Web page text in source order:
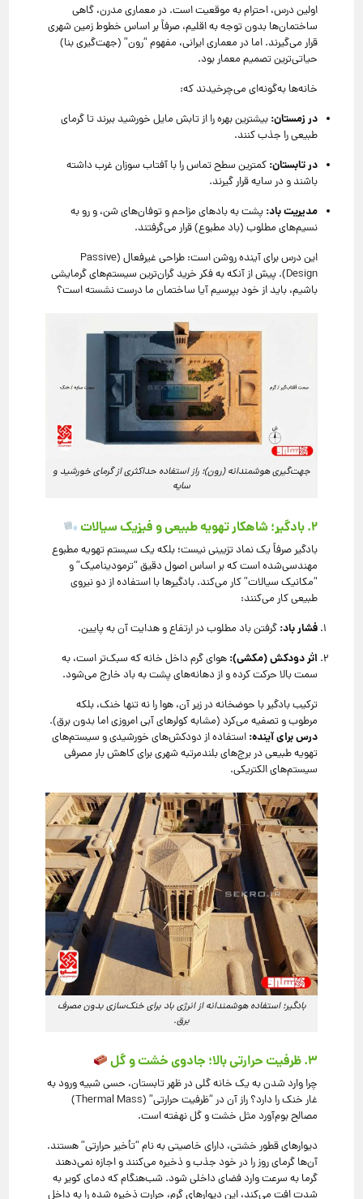
اولین درس، احترام به موقعیت است. در معماری مدرن، گاهی
ساختمان‌ها بدون توجه به اقلیم، صرفاً بر اساس خطوط زمین شهری
قرار می‌گیرند. اما در معماری ایرانی، مفهوم “رون” (جهت‌گیری بنا)
حیاتی‌ترین تصمیم معمار بود.
خانه‌ها به‌گونه‌ای می‌چرخیدند که:
در زمستان: بیشترین بهره را از تابش مایل خورشید ببرند تا گرمای
طبیعی را جذب کنند.
در تابستان: کمترین سطح تماس را با آفتاب سوزان غرب داشته
باشند و در سایه قرار گیرند.
مدیریت باد: پشت به بادهای مزاحم و توفان‌های شن، و رو به
نسیم‌های مطلوب (باد مطبوع) قرار می‌گرفتند.
این درس برای آینده روشن است: طراحی غیرفعال (Passive
Design). پیش از آنکه به فکر خرید گران‌ترین سیستم‌های گرمایشی
باشیم، باید از خود بپرسیم آیا ساختمان ما درست نشسته است؟
جهت‌گیری هوشمندانه (رون)؛ راز استفاده حداکثری از گرمای خورشید و
سایه
۲. بادگیر؛ شاهکار تهویه طبیعی و فیزیک سیالات
بادگیر صرفاً یک نماد تزیینی نیست؛ بلکه یک سیستم تهویه مطبوع
مهندسی‌شده است که بر اساس اصول دقیق “ترمودینامیک” و
“مکانیک سیالات” کار می‌کند. بادگیرها با استفاده از دو نیروی
طبیعی کار می‌کنند:
فشار باد: گرفتن باد مطلوب در ارتفاع و هدایت آن به پایین.
اثر دودکش (مکشی): هوای گرم داخل خانه که سبک‌تر است، به
سمت بالا حرکت کرده و از دهانه‌های پشت به باد خارج می‌شود.
ترکیب بادگیر با حوضخانه در زیر آن، هوا را نه تنها خنک، بلکه
مرطوب و تصفیه می‌کرد (مشابه کولرهای آبی امروزی اما بدون برق).
درس برای آینده: استفاده از دودکش‌های خورشیدی و سیستم‌های
تهویه طبیعی در برج‌های بلندمرتبه شهری برای کاهش بار مصرفی
سیستم‌های الکتریکی.
بادگیر؛ استفاده هوشمندانه از انرژی باد برای خنک‌سازی بدون مصرف
برق.
۳. ظرفیت حرارتی بالا؛ جادوی خشت و گل
چرا وارد شدن به یک خانه گلی در ظهر تابستان، حسی شبیه ورود به
غار خنک را دارد؟ راز آن در “ظرفیت حرارتی” (Thermal Mass)
مصالح بوم‌آورد مثل خشت و گل نهفته است.
دیوارهای قطور خشتی، دارای خاصیتی به نام “تأخیر حرارتی” هستند.
آن‌ها گرمای روز را در خود جذب و ذخیره می‌کنند و اجازه نمی‌دهند
گرما به سرعت وارد فضای داخلی شود. شب‌هنگام که دمای کویر به
شدت افت می‌کند، این دیوارهای گرم، حرارت ذخیره شده را به داخل